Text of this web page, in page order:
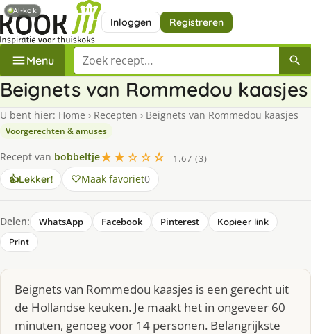
Inloggen Registreren
Menu Zoek een recept
Beignets van Rommedou kaasjes
U bent hier: Home › Recepten › Beignets van Rommedou kaasjes
Voorgerechten & amuses
Recept van bobbeltje★★☆☆☆
1.67 (3)
👍Lekker! Maak favoriet0
Delen: WhatsApp Facebook Pinterest
Kopieer link
Print
Beignets van Rommedou kaasjes is een gerecht uit
de Hollandse keuken. Je maakt het in ongeveer 60
minuten, genoeg voor 14 personen. Belangrijkste
AI-kok